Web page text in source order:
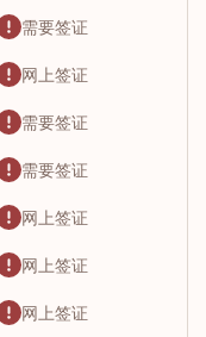
需要签证
网上签证
需要签证
需要签证
网上签证
网上签证
网上签证